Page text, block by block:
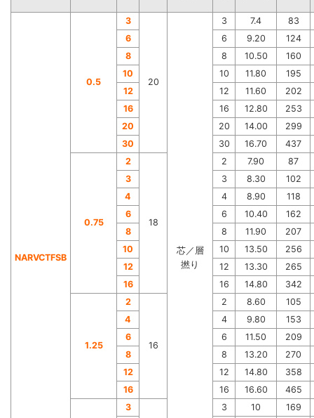
NARVCTFSB
0.5
3
20
芯／層
撚り
3 7.4
83
6
6 9.20
124
8
8 10.50
160
10
10 11.80
195
12
12 11.60
202
16
16 12.80
253
20
20 14.00
299
30
30 16.70 437
0.75
2
18
2 7.90
87
3
3 8.30
102
4
4 8.90
118
6
6 10.40
162
8
8 11.90
207
10
10 13.50
256
12
12 13.30
265
16
16 14.80 342
1.25
2
16
2 8.60
105
4
4 9.80
153
6
6 11.50
209
8
8 13.20
270
12
12 14.80
358
16
16 16.60 465
3 3 10
169